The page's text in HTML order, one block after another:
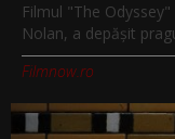
Filmul "The
Nolan, a depăşit
Filmnow.ro